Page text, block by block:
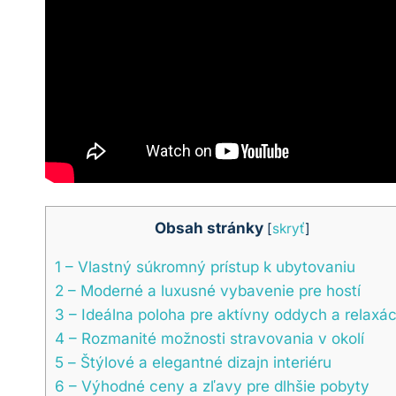
Obsah stránky [skryť]
1 – Vlastný súkromný prístup k ubytovaniu
2 – Moderné a luxusné vybavenie pre hostí
3 – Ideálna poloha pre aktívny oddych a
4 – Rozmanité možnosti stravovania v okolí
5 – Štýlové a elegantné dizajn interiéru
6 – Výhodné ceny a zľavy pre dlhšie pobyty